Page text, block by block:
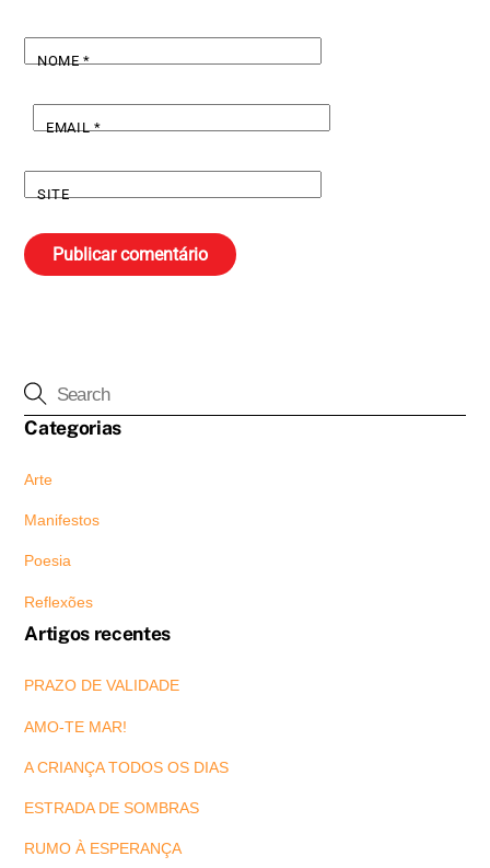
NOME*
EMAIL*
SITE
Categorias
Arte
Manifestos
Poesia
Reflexões
Artigos recentes
PRAZO DE VALIDADE
AMO-TE MAR!
A CRIANÇA TODOS OS DIAS
ESTRADA DE SOMBRAS
RUMO À ESPERANÇA